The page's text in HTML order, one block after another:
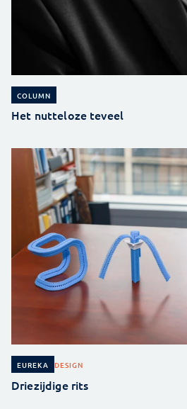
COLUMN
Het nutteloze teveel
EUREKA DESIGN
Driezijdige rits